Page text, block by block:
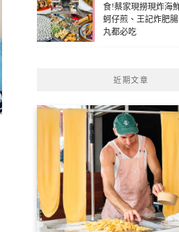
食!蔡家現撈現炸海
蚵仔煎、王記炸肥
丸都必吃
近期文章